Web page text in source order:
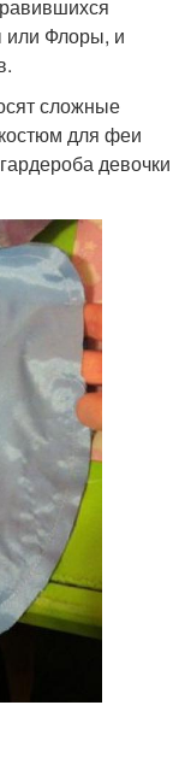
Флоры, и
сложные
для феи
девочки